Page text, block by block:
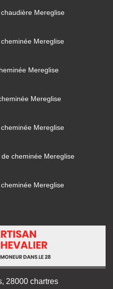
Mereglise
Mereglise
Mereglise
Mereglise
Mereglise
cheminée Mereglise
Mereglise
28000 chartres